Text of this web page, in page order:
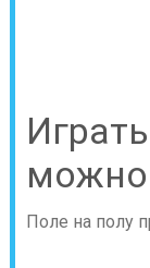
Поле на полу